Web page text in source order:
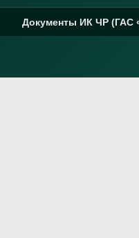
Документы ИК ЧР (ГАС